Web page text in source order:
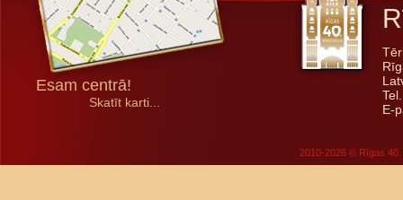
Esam centrā!
Skatīt karti...
E-
2010-2026 © Rīgas